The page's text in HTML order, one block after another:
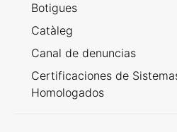
Botigues
Catàleg
Canal de denuncias
Certificaciones de
Homologados